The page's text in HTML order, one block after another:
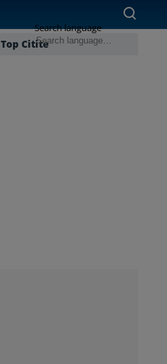
Top Citite
Search language